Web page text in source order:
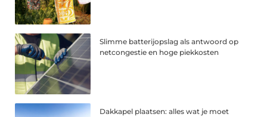
Slimme batterijopslag als antwoord op
netcongestie en hoge piekkosten
Dakkapel plaatsen: alles wat je moet